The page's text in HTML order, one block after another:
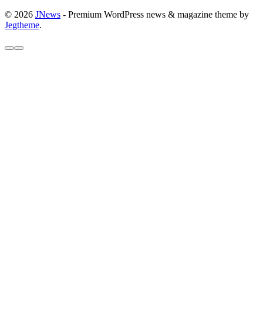
© 2026 JNews - Premium WordPress news & magazine theme by
Jegtheme.